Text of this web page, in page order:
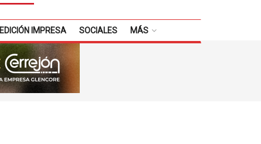
EDICIÓN IMPRESA SOCIALES MÁS